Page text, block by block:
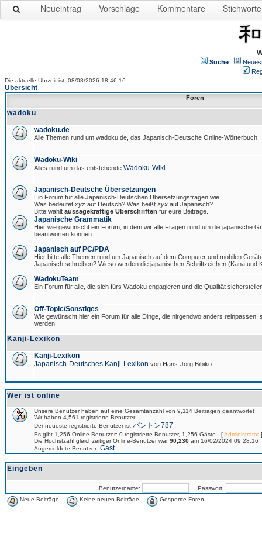
Neueintrag Vorschläge Kommentare Stichworte
Suche
Die aktuelle Uhrzeit ist: 08/08/2026 18:46:16
Übersicht
Foren
wadoku
wadoku.de
Alle Themen rund um wadoku.de, das Japanisch-Deutsche Online-Wörterbuch.
Wadoku-Wiki
Alles rund um das entstehende Wadoku-Wiki
Japanisch-Deutsche Übersetzungen
Ein Forum für alle Japanisch-Deutschen Übersetzungsfragen wie:
Was bedeutet xyz auf Deutsch? Was heißt zyx auf Japanisch?
Bitte wählt aussagekräftige Überschriften für eure Beiträge.
Japanische Grammatik
Hier wie gewünscht ein Forum, in dem wir alle Fragen rund um die japanische
beantworten können.
Japanisch auf PC/PDA
Hier bitte alle Themen rund um Japanisch auf dem Computer und mobilen
Japanisch schreiben? Wieso werden die japanischen Schriftzeichen (Kana und
WadokuTeam
Ein Forum für alle, die sich fürs Wadoku engagieren und die Qualität
Off-Topic/Sonstiges
Wie gewünscht hier ein Forum für alle Dinge, die nirgendwo anders reinpassen,
werden.
Kanji-Lexikon
Kanji-Lexikon
Japanisch-Deutsches Kanji-Lexikon von Hans-Jörg Bibiko
Wer ist online
Unsere Benutzer haben auf eine Gesamtanzahl von 9,114 Beiträgen geantwortet
Wir haben 4,561 registrierte Benutzer
Der neueste registrierte Benutzer ist パントン787
Es gibt 1,256 Online-Benutzer: 0 registrierte Benutzer, 1,256 Gäste [Administrator
Die Höchstzahl gleichzeitiger Online-Benutzer war90,230 am 16/02/2024 09:28:16
Angemeldete Benutzer: Gast
Eingeben
Benutzername:
Passwort:
Neue Beiträge
Keine neuen Beiträge Gesperrte Foren